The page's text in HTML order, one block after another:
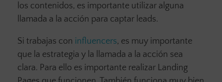
los contenidos, es importante utilizar alguna
llamada a la acción para captar leads.
Si trabajas con influencers, es muy importante
que la estrategia y la llamada a la acción sea
clara. Para ello es importante realizar Landing